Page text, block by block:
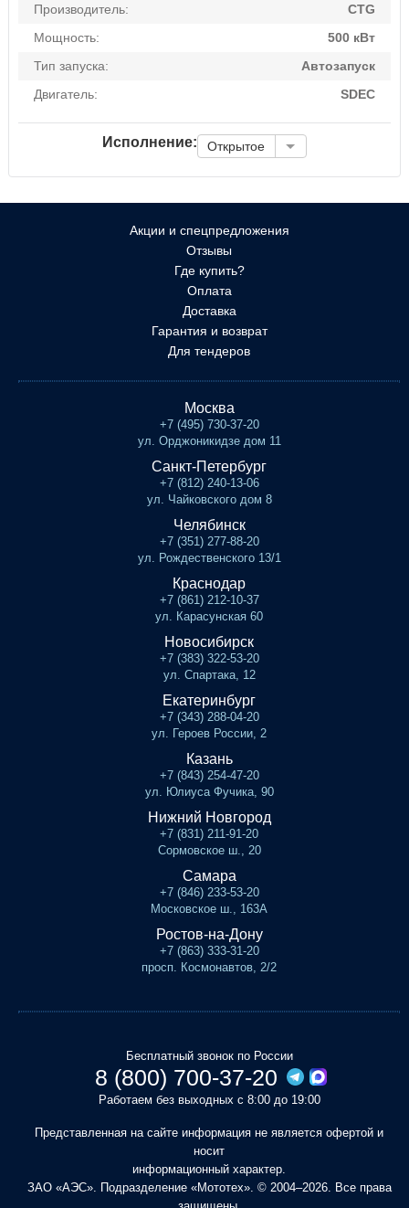
Производитель:
CTG
Мощность:
500 кВт
Тип запуска:
Автозапуск
Двигатель:
SDEC
Исполнение: Открытое
Акции и спецпредложения
Отзывы
Где купить?
Оплата
Доставка
Гарантия и возврат
Для тендеров
Москва
+7 (495) 730-37-20
ул. Орджоникидзе дом 11
Санкт-Петербург
+7 (812) 240-13-06
ул. Чайковского дом 8
Челябинск
+7 (351) 277-88-20
ул. Рождественского 13/1
Краснодар
+7 (861) 212-10-37
ул. Карасунская 60
Новосибирск
+7 (383) 322-53-20
ул. Спартака, 12
Екатеринбург
+7 (343) 288-04-20
ул. Героев России, 2
Казань
+7 (843) 254-47-20
ул. Юлиуса Фучика, 90
Нижний Новгород
+7 (831) 211-91-20
Сормовское ш., 20
Самара
+7 (846) 233-53-20
Московское ш., 163А
Ростов-на-Дону
+7 (863) 333-31-20
просп. Космонавтов, 2/2
Бесплатный звонок по России
8 (800) 700-37-20
Работаем без выходных с 8:00 до 19:00
Представленная на сайте информация не является офертой и
носит
информационный характер.
ЗАО «АЭС». Подразделение «Мототех». © 2004–2026. Все права